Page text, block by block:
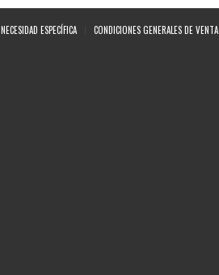
NECESIDAD ESPECÍFICA CONDICIONES GENERALES DE VENTA